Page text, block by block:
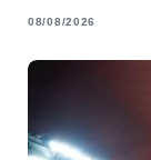
08/08/2026